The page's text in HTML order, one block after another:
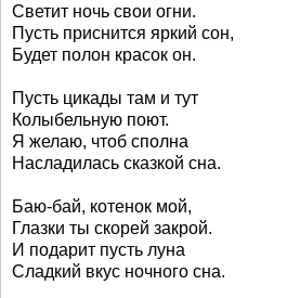
Светит ночь свои огни.
Пусть приснится яркий сон,
Будет полон красок он.
Пусть цикады там и тут
Колыбельную поют.
Я желаю, чтоб сполна
Насладилась сказкой сна.
Баю-бай, котенок мой,
Глазки ты скорей закрой.
И подарит пусть луна
Сладкий вкус ночного сна.